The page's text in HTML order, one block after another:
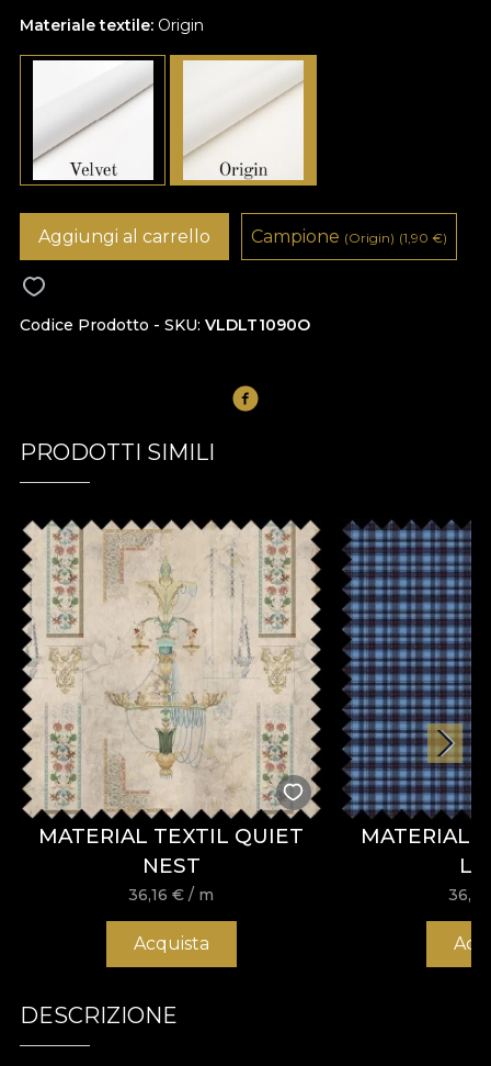
Materiale textile: Origin
Codice Prodotto - SKU VLDLT1090O
Aggiungi al carrello Campione (Origin) (1,90 €)
PRODOTTI SIMILI
MATERIAL TEXTIL QUIET
NEST
36,16€ / m
Acquista
MATERIAL
DESCRIZIONE